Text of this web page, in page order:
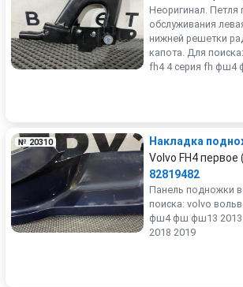
Неоригинал. Петля
обслуживания
нижней решетки
капота. Для
fh4 4 серия fh фш4
№ 20310
Накладка
Volvo FH4 первое
82819482
Панель подножки
поиска: volvo
фш4 фш фш13 2013
2018 2019